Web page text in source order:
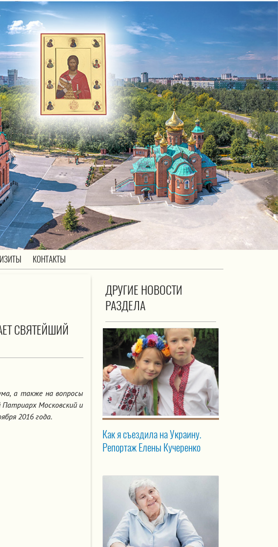
КОНТАКТЫ
СВЯТЕЙШИЙ
а также на вопросы
Патриарх Московский и
2016 года.
ДРУГИЕ НОВОСТИ
РАЗДЕЛА
Как я съездила на Украину.
Репортаж Елены Кучеренко